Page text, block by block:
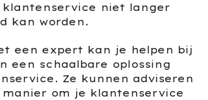
niet langer
kan worden.
een expert kan je helpen bij
een schaalbare oplossing
Ze kunnen adviseren
manier om je klantenservice